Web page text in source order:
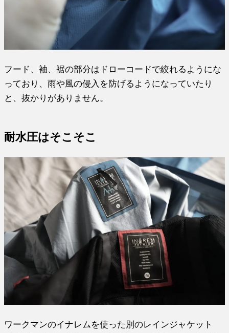
フード、袖、裾の部分はドローコードで絞れるようにな
っており、雨や風の侵入を防げるようになっていたり
と、抜かりがありません。
耐水圧はそこそこ
ワークマンのイナレムを使った別のレインジャケット